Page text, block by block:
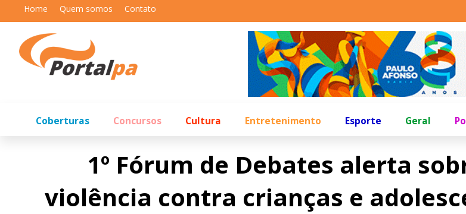
Home Quem somos Contato
Coberturas Concursos Cultura Entretenimento Esporte Geral
1º Fórum de Debates alerta
violência contra crianças e